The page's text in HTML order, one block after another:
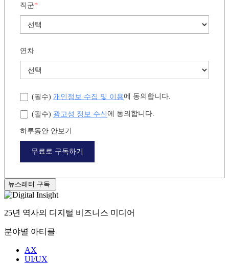
직군*
연차
(필수) 개인정보 수집 및 이용에 동의합니다.
(필수) 광고성 정보 수신에 동의합니다.
하루동안 안보기
무료로 구독하기
뉴스레터 구독
25년 역사의 디지털 비즈니스 미디어
분야별 아티클
AX
UI/UX